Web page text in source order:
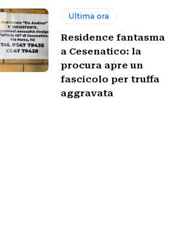
Ultima ora
Residence fantasma
a Cesenatico: la
procura apre un
fascicolo per truffa
aggravata